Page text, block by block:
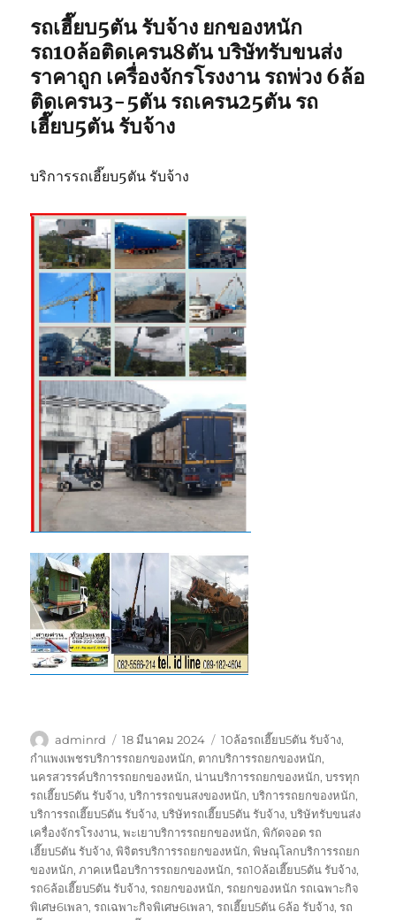
5ตัน
รถเฮี๊ยบ5ตัน รับจ้าง ยกของหนัก
รถ10ล้อติดเครน8ตัน บริษัทรับขนส่ง
ราคาถูก เครื่องจักรโรงงาน รถพ่วง 6ล้อ
ติดเครน3-5ตัน รถเครน25ตัน รถ
เฮี๊ยบ5ตัน รับจ้าง
บริการรถเฮี๊ยบ5ตัน รับจ้าง
ผู้
เขียน
adminrd
เขียน
เมื่อ
18 มีนาคม 2024
ป้าย
กำกับ
10ล้อรถเฮี๊ยบ5ตัน รับจ้าง,
กำแพงเพชรบริการรถยกของหนัก, ตากบริการรถยกของหนัก,
นครสวรรค์บริการรถยกของหนัก,น่านบริการรถยกของหนัก,บรรทุก
รถเฮี๊ยบ5ตัน รับจ้าง,บริการรถขนสงของหนัก,บริการรถยกของหนัก,
บริการรถเฮี๊ยบ5ตัน รับจ้าง,บริษัทรถเฮี๊ยบ5ตัน รับจ้าง,บริษัทรับขนส่ง
เครื่องจักรโรงงาน,พะเยาบริการรถยกของหนัก,พิกัดจอด รถ
เฮี๊ยบ5ตัน รับจ้าง,พิจิตรบริการรถยกของหนัก,พิษณุโลกบริการรถยก
ของหนัก,ภาคเหนือบริการรถยกของหนัก,รถ10ล้อเฮี๊ยบ5ตัน รับจ้าง,
รถ6ล้อเฮี๊ยบ5ตัน รับจ้าง,รถยกของหนัก,รถยกของหนัก รถเฉพาะกิจ
พิเศษ6เพลา,รถเฉพาะกิจพิเศษ6เพลา,รถเฮี๊ยบ5ตัน 6ล้อ รับจ้าง,รถ